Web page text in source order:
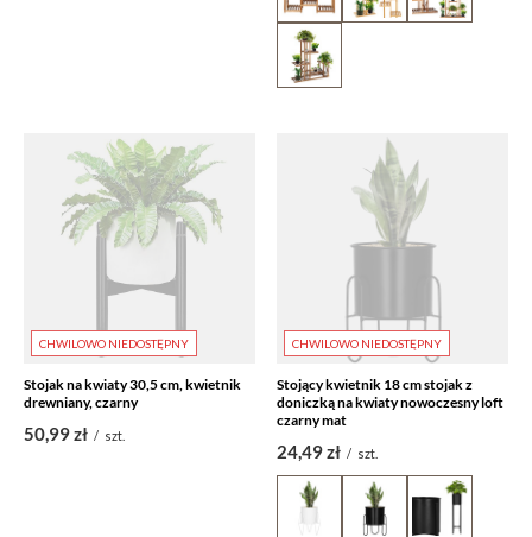
CHWILOWO NIEDOSTĘPNY
Stojak na kwiaty 30,5 cm, kwietnik
drewniany, czarny
50,99 zł / szt.
CHWILOWO NIEDOSTĘPNY
Stojący kwietnik 18 cm stojak z
doniczką na kwiaty nowoczesny loft
czarny mat
24,49 zł / szt.